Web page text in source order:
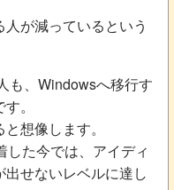
が減っているという
も、Windowsへ移行す
。
想像します。
た今では、アイディ
せないレベルに達し